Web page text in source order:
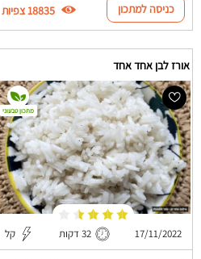
כניסה למתכון 18835 צפיות
אורז לבן אחד אחד
17/11/2022 32 דקות קל
מתכון טבעוני